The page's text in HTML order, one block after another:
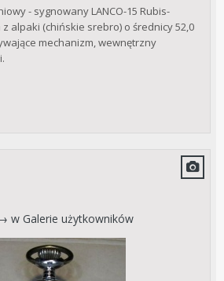
- sygnowany LANCO-15 Rubis-
z alpaki (chińskie srebro) o średnicy 52,0
mechanizm, wewnętrzny
w Galerie użytkowników